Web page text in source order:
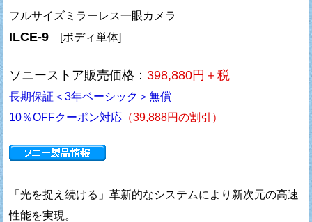
フルサイズミラーレス一眼カメラ
ILCE-9 [ボディ単体]
ソニーストア販売価格：398,880円＋税
長期保証＜3年ベーシック＞無償
10％OFFクーポン対応 （39,888円の割引）
「光を捉え続ける」革新的なシステムにより新次元の高速
性能を実現。